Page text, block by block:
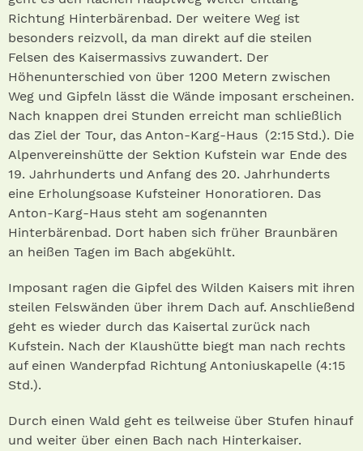
Richtung Hinterbärenbad. Der weitere Weg ist
besonders reizvoll, da man direkt auf die steilen
Felsen des Kaisermassivs zuwandert. Der
Höhenunterschied von über 1200 Metern zwischen
Weg und Gipfeln lässt die Wände imposant erscheinen.
Nach knappen drei Stunden erreicht man schließlich
das Ziel der Tour, das Anton-Karg-Haus (2:15 Std.). Die
Alpenvereinshütte der Sektion Kufstein war Ende des
19. Jahrhunderts und Anfang des 20. Jahrhunderts
eine Erholungsoase Kufsteiner Honoratioren. Das
Anton-Karg-Haus steht am sogenannten
Hinterbärenbad. Dort haben sich früher Braunbären
an heißen Tagen im Bach abgekühlt.
Imposant ragen die Gipfel des Wilden Kaisers mit ihren
steilen Felswänden über ihrem Dach auf. Anschließend
geht es wieder durch das Kaisertal zurück nach
Kufstein. Nach der Klaushütte biegt man nach rechts
auf einen Wanderpfad Richtung Antoniuskapelle (4:15
Std.).
Durch einen Wald geht es teilweise über Stufen hinauf
und weiter über einen Bach nach Hinterkaiser.